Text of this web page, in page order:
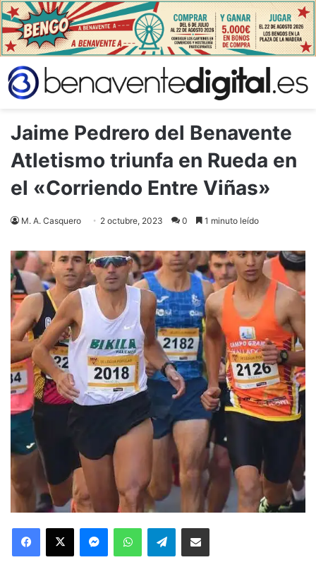
Jaime Pedrero del Benavente
Atletismo triunfa en Rueda en
el «Corriendo Entre Viñas»
M. A. Casquero 2 octubre, 2023 0 1 minuto leído
Facebook
X MessengerWhatsAppTelegramCompartir via Email